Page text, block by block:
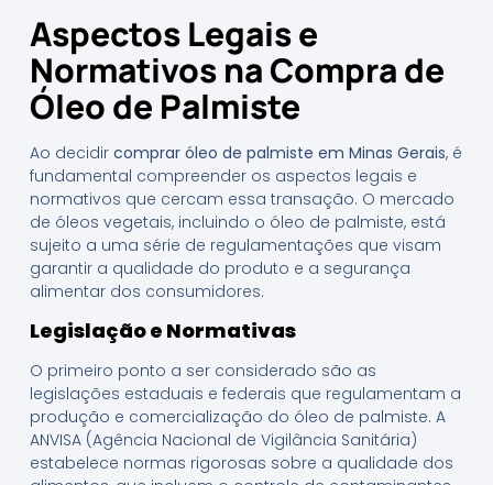
Aspectos Legais e
Normativos na Compra de
Óleo de Palmiste
Ao decidir comprar óleo de palmiste em Minas Gerais, é
fundamental compreender os aspectos legais e
normativos que cercam essa transação. O mercado
de óleos vegetais, incluindo o óleo de palmiste, está
sujeito a uma série de regulamentações que visam
garantir a qualidade do produto e a segurança
alimentar dos consumidores.
Legislação e Normativas
O primeiro ponto a ser considerado são as
legislações estaduais e federais que regulamentam a
produção e comercialização do óleo de palmiste. A
ANVISA (Agência Nacional de Vigilância Sanitária)
estabelece normas rigorosas sobre a qualidade dos